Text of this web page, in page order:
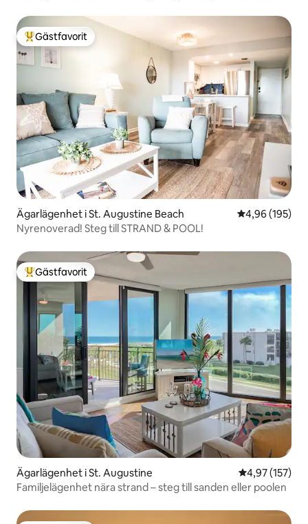
Populär gästfavorit
Gästfavorit
Ägarlägenhet i St. Augustine Beach 4,96 av 5 i
4,96 (195)
Nyrenoverad! Steg till STRAND & POOL!
Populär gästfavorit
Gästfavorit
Ägarlägenhet i St. Augustine 4,97 av 5 i
4,97 (157)
Familjelägenhet nära strand – steg till sanden eller poolen